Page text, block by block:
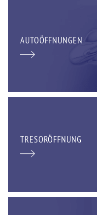
AUTOÖFFNUNGEN
TRESORÖFFNUNG